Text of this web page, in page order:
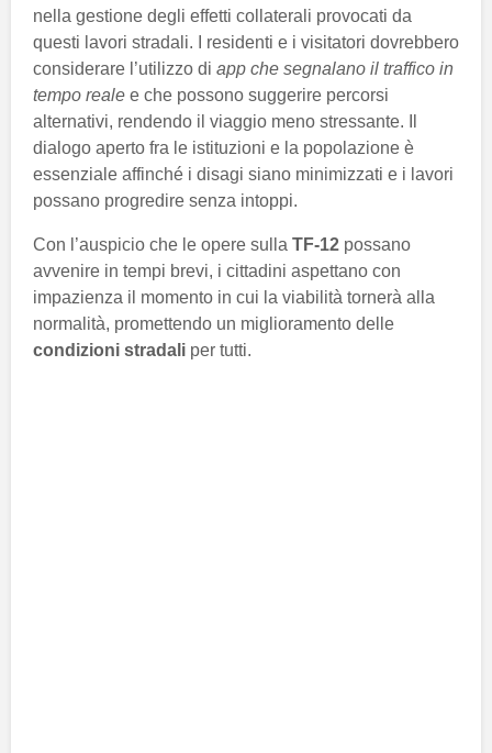
nella gestione degli effetti collaterali provocati da
questi lavori stradali. I residenti e i visitatori dovrebbero
considerare l’utilizzo di app che segnalano il traffico in
tempo reale e che possono suggerire percorsi
alternativi, rendendo il viaggio meno stressante. Il
dialogo aperto fra le istituzioni e la popolazione è
essenziale affinché i disagi siano minimizzati e i lavori
possano progredire senza intoppi.
Con l’auspicio che le opere sulla TF-12 possano
avvenire in tempi brevi, i cittadini aspettano con
impazienza il momento in cui la viabilità tornerà alla
normalità, promettendo un miglioramento delle
condizioni stradali per tutti.